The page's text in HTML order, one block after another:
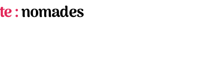
:nomades